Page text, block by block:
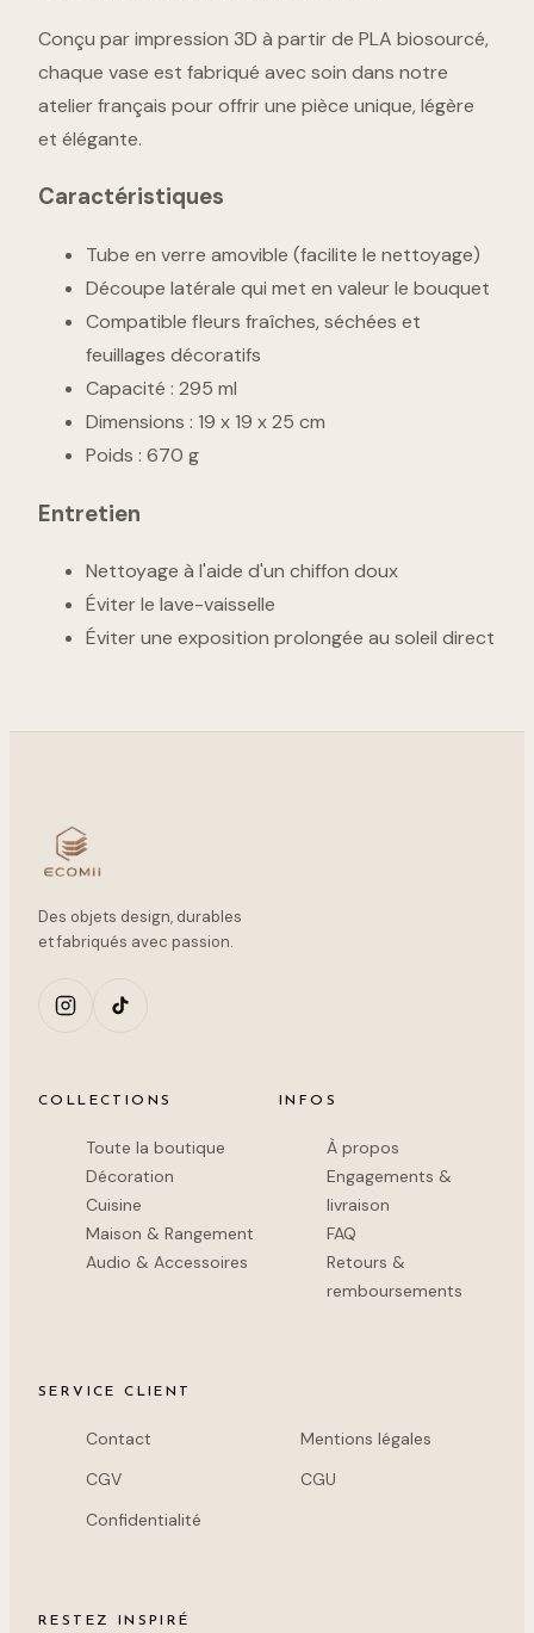
Conçu par impression 3D à partir de PLA biosourcé,
chaque vase est fabriqué avec soin dans notre
atelier français pour offrir une pièce unique, légère
et élégante.
Caractéristiques
Tube en verre amovible (facilite le nettoyage)
Découpe latérale qui met en valeur le bouquet
Compatible fleurs fraîches, séchées et
feuillages décoratifs
Capacité : 295 ml
Dimensions : 19 x 19 x 25 cm
Poids : 670 g
Entretien
Nettoyage à l'aide d'un chiffon doux
Éviter le lave-vaisselle
Éviter une exposition prolongée au soleil direct
Des objets design, durables
et fabriqués avec passion.
COLLECTIONS
Toute la boutique
Décoration
Cuisine
Maison & Rangement
Audio & Accessoires
INFOS
À propos
Engagements &
livraison
FAQ
Retours &
remboursements
SERVICE CLIENT
Contact
Mentions légales
CGV
CGU
Confidentialité
RESTEZ INSPIRÉ